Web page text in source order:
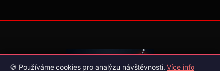
🍪 Používáme cookies pro analýzu návštěvnosti. Více info